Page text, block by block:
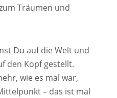
Träumen und
Du auf die Welt und
den Kopf gestellt.
wie es mal war,
– das ist mal